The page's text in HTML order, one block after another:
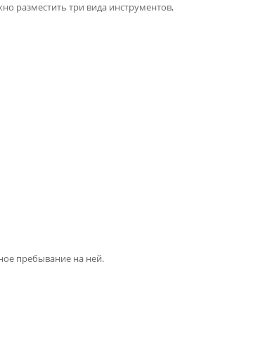
разместить три вида инструментов,
пребывание на ней.